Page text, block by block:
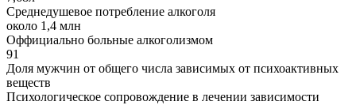
Среднедушевое потребление алкоголя
около 1,4 млн
Оффициально больные алкоголизмом
91
Доля мужчин от общего числа зависимых от психоактивных
веществ
Психологическое сопровождение в лечении зависимости